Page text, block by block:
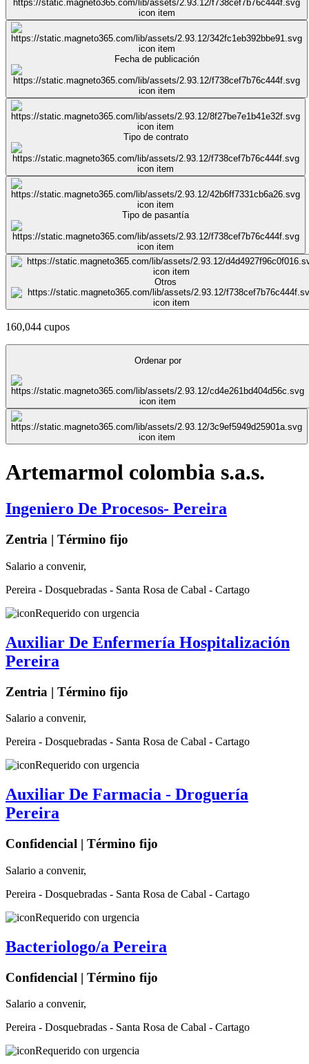
Fecha de publicación
Tipo de contrato
Tipo de pasantía
Otros
160,044 cupos
Ordenar por
Artemarmol colombia s.a.s.
Ingeniero De Procesos- Pereira
Zentria | Término fijo
Salario a convenir,
Pereira - Dosquebradas - Santa Rosa de Cabal - Cartago
Requerido con urgencia
Auxiliar De Enfermería Hospitalización
Pereira
Zentria | Término fijo
Salario a convenir,
Pereira - Dosquebradas - Santa Rosa de Cabal - Cartago
Requerido con urgencia
Auxiliar De Farmacia - Droguería
Pereira
Confidencial | Término fijo
Salario a convenir,
Pereira - Dosquebradas - Santa Rosa de Cabal - Cartago
Requerido con urgencia
Bacteriologo/a Pereira
Confidencial | Término fijo
Salario a convenir,
Pereira - Dosquebradas - Santa Rosa de Cabal - Cartago
Requerido con urgencia